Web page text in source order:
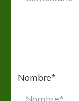
Nombre*